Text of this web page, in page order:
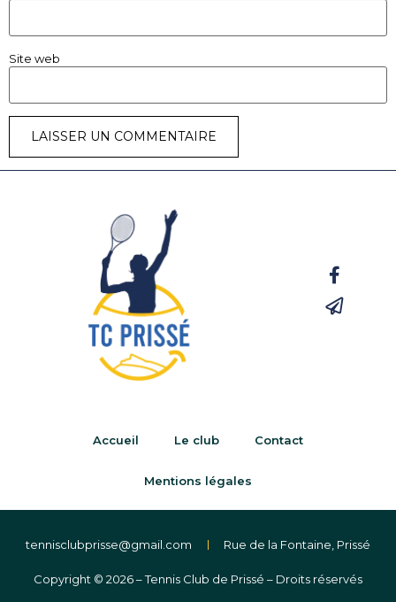
Site web
Accueil Le club Contact
Mentions légales
Copyright © 2026 – Tennis Club de Prissé – Droits réservés
tennisclubprisse@gmail.com Rue de la Fontaine, Prissé